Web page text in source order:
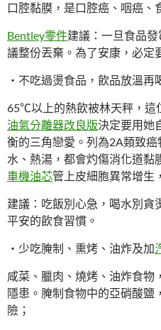
口腔黏膜，是口腔癌、咽癌、
Bentley零件建議：一旦食品
議整份丟棄。為了安康，必定
・不吃過燙食品，飲品放溫再
65℃以上的熱飲被林天秤，這
油氣分離器改良版決定要用她
衡的三角戀愛。列為2A類致
水、熱湯，都會灼傷消化道黏
車機油芯管上皮細胞異常增生
建議：吃飯別心急，喝水別貪
平安的飲食習慣。
・少吃腌制、熏烤、油炸及加
咸菜、臘肉、燒烤、油炸食物
隱患。腌制食物中的亞硝酸鹽
險；